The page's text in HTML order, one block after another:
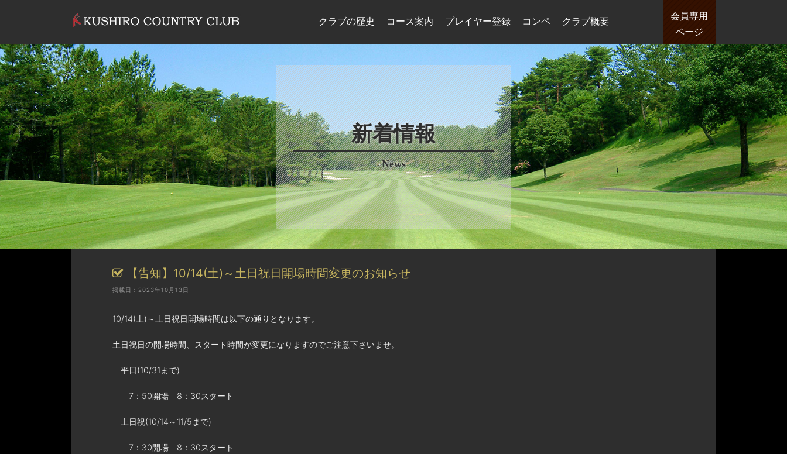
クラブの歴史 コース案内 プレイヤー登録 コンペ クラブ概要
会員専用
ページ
新着情報
News
【告知】10/14(土)～土日祝日開場時間変更のお知らせ
掲載日：2023年10月13日
10/14(土)～土日祝日開場時間は以下の通りとなります。
土日祝日の開場時間、スタート時間が変更になりますのでご注意下さいませ。
平日(10/31まで)
7：50開場 8：30スタート
土日祝(10/14～11/5まで)
7：30開場 8：30スタート